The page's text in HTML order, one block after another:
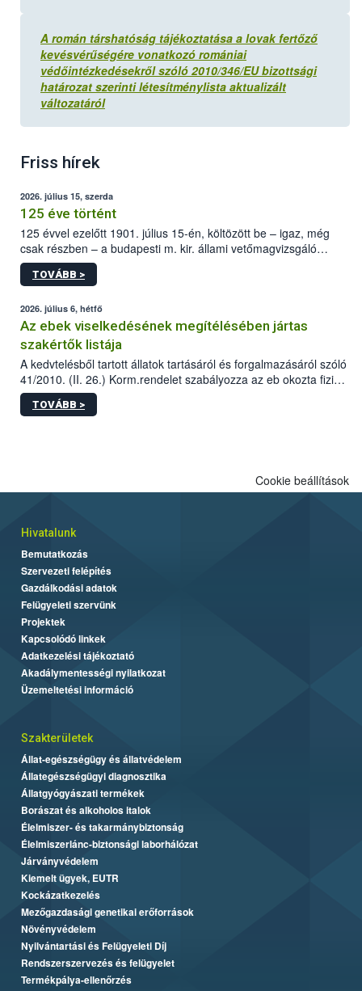
A román társhatóság tájékoztatása a lovak fertőző
kevésvérűségére vonatkozó romániai
védőintézkedésekről szóló 2010/346/EU bizottsági
határozat szerinti létesítménylista aktualizált
változatáról
Friss hírek
2026. július 15, szerda
125 éve történt
125 évvel ezelőtt 1901. július 15-én, költözött be – igaz, még
csak részben – a budapesti m. kir. állami vetőmagvizsgáló
állomás a Kis Rókus utca 15. szám alatti, Czigler Győző által
tervezett új épületébe.
TOVÁBB >
2026. július 6, hétfő
Az ebek viselkedésének megítélésében jártas
szakértők listája
A kedvtelésből tartott állatok tartásáról és forgalmazásáról szóló
41/2010. (II. 26.) Korm.rendelet szabályozza az eb okozta fizikai
sérülés, illetve ennek veszélye keletkezésekor felmerülő
hatósági feladatokat, valamint a veszélyes eb tartását és annak
TOVÁBB >
Cookie beállítások
Hivatalunk
Bemutatkozás
Szervezeti felépítés
Gazdálkodási adatok
Felügyeleti szervünk
Projektek
Kapcsolódó linkek
Adatkezelési tájékoztató
Akadálymentességi nyilatkozat
Üzemeltetési információ
Szakterületek
Állat-egészségügy és állatvédelem
Állategészségügyi diagnosztika
Állatgyógyászati termékek
Borászat és alkoholos italok
Élelmiszer- és takarmánybiztonság
Élelmiszerlánc-biztonsági laborhálózat
Járványvédelem
Kiemelt ügyek, EUTR
Kockázatkezelés
Mezőgazdasági genetikai erőforrások
Növényvédelem
Nyilvántartási és Felügyeleti Díj
Rendszerszervezés és felügyelet
Termékpálya-ellenőrzés